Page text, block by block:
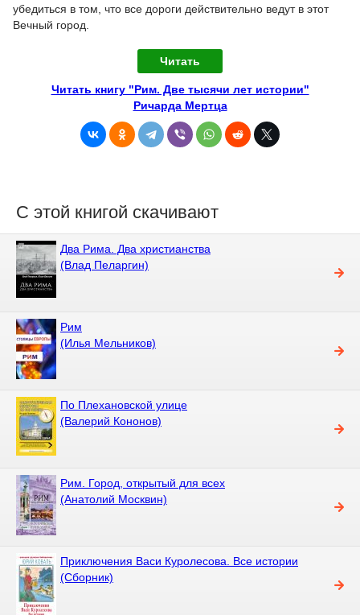
убедиться в том, что все дороги действительно ведут в этот
Вечный город.
Читать
Читать книгу "Рим. Две тысячи лет истории"
Ричарда Мертца
С этой книгой скачивают
Два Рима. Два христианства
(Влад Пеларгин)
Рим
(Илья Мельников)
По Плехановской улице
(Валерий Кононов)
Рим. Город, открытый для всех
(Анатолий Москвин)
Приключения Васи Куролесова. Все истории
(Сборник)